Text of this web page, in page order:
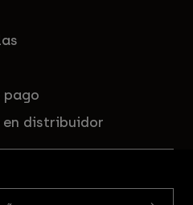
pago
distribuidor